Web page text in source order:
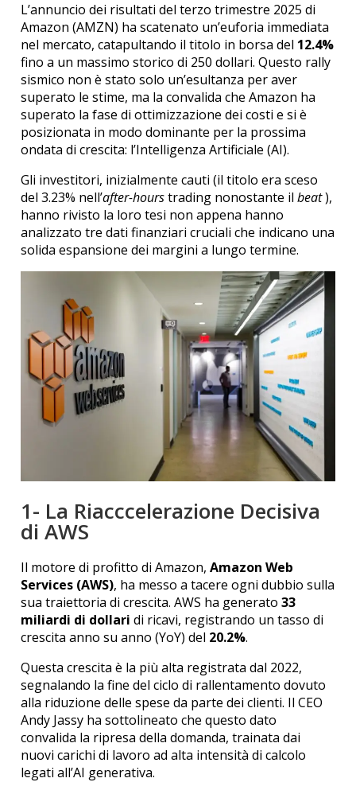
L’annuncio dei risultati del terzo trimestre 2025 di
Amazon (AMZN) ha scatenato un’euforia immediata
nel mercato, catapultando il titolo in borsa del 12.4%
fino a un massimo storico di 250 dollari. Questo rally
sismico non è stato solo un’esultanza per aver
superato le stime, ma la convalida che Amazon ha
superato la fase di ottimizzazione dei costi e si è
posizionata in modo dominante per la prossima
ondata di crescita: l’Intelligenza Artificiale (AI).
Gli investitori, inizialmente cauti (il titolo era sceso
del 3.23% nell’after-hourstrading nonostante ilbeat),
hanno rivisto la loro tesi non appena hanno
analizzato tre dati finanziari cruciali che indicano una
solida espansione dei margini a lungo termine.
1- La Riacccelerazione Decisiva
di AWS
Il motore di profitto di Amazon,Amazon Web
Services (AWS), ha messo a tacere ogni dubbio sulla
sua traiettoria di crescita. AWS ha generato33
miliardi di dollari di ricavi, registrando un tasso di
crescita anno su anno (YoY) del 20.2%.
Questa crescita è la più alta registrata dal 2022,
segnalando la fine del ciclo di rallentamento dovuto
alla riduzione delle spese da parte dei clienti. Il CEO
Andy Jassy ha sottolineato che questo dato
convalida la ripresa della domanda, trainata dai
nuovi carichi di lavoro ad alta intensità di calcolo
legati all’AI generativa.